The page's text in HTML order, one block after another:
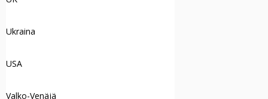
Ukraina
USA
Valko-Venäjä